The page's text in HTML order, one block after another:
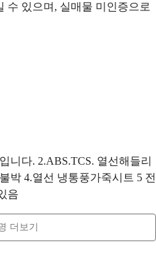
수 있으며, 실매물 미인증으로
니다. 2.ABS.TCS. 열선해들리
박 4.열선 냉통풍가죽시트 5 전
음
더보기